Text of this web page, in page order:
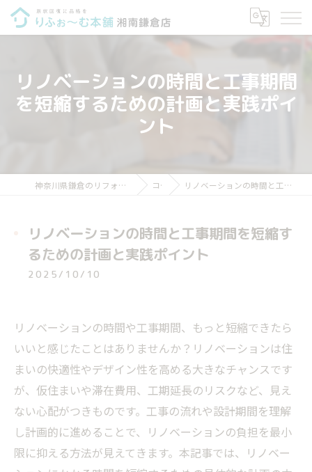
リノベーションの時間と工事期間
を短縮するための計画と実践ポイ
ント
神奈川県鎌倉のリフォームならりふぉ～む本舗 湘南鎌倉店 コラム リノベーションの時間と工事期間を短縮するための計画と実践ポイント
リノベーションの時間と工事期間を短縮す
るための計画と実践ポイント
2025/10/10
リノベーションの時間や工事期間、もっと短縮できたら
いいと感じたことはありませんか？リノベーションは住
まいの快適性やデザイン性を高める大きなチャンスです
が、仮住まいや滞在費用、工期延長のリスクなど、見え
ない心配がつきものです。工事の流れや設計期間を理解
し計画的に進めることで、リノベーションの負担を最小
限に抑える方法が見えてきます。本記事では、リノベー